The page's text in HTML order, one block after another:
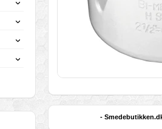
-
›
›
›
›